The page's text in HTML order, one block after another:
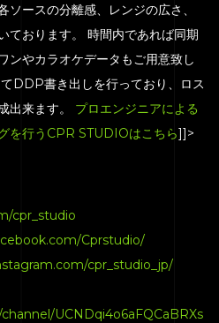
ースの分離感、レンジの広さ、
ております。 時間内であれば同期
ンやカラオケデータもご用意致し
DDP書き出しを行っており、ロス
出来ます。 プロエンジニアによる
を行うCPR STUDIOはこちら]]>
cpr_studio
Cprstudio/
cpr_studio_jp/
UCNDqi4o6aFQCaBRXs